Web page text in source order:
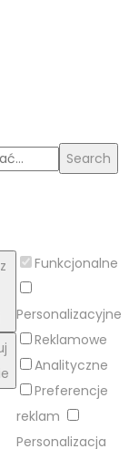
Search
Funkcjonalne
Personalizacyjne
Reklamowe
Analityczne
Preferencje
reklam
Personalizacja